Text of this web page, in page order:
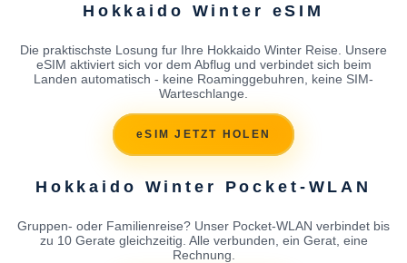
Hokkaido Winter eSIM
Die praktischste Losung fur Ihre Hokkaido Winter Reise. Unsere
eSIM aktiviert sich vor dem Abflug und verbindet sich beim
Landen automatisch - keine Roaminggebuhren, keine SIM-
Warteschlange.
eSIM JETZT HOLEN
Hokkaido Winter Pocket-WLAN
Gruppen- oder Familienreise? Unser Pocket-WLAN verbindet bis
zu 10 Gerate gleichzeitig. Alle verbunden, ein Gerat, eine
Rechnung.